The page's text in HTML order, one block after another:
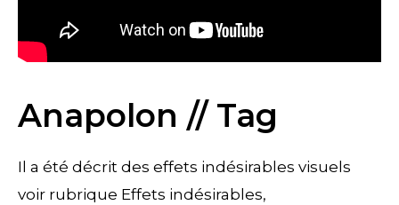
Anapolon // Tag
Il a été décrit des effets indésirables visuels
voir rubrique Effets indésirables,